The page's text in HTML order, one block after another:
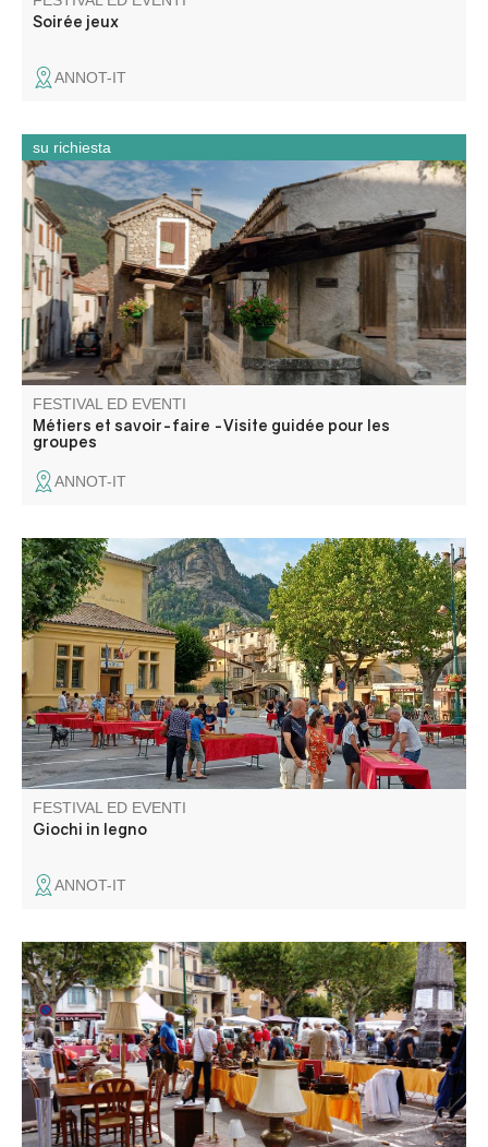
Soirée jeux
ANNOT-IT
Perché à 700 mètres d’altitude dans la haute vallée de la
Vaïre, Annot se découvre à travers les métiers et savoir-
faire d’autrefois.
FESTIVAL ED EVENTI
Métiers et savoir-faire -Visite guidée pour les
groupes
su richiesta
ANNOT-IT
Venite a mettere alla prova i vostri riflessi e la vostra
concentrazione con la vostra famiglia o i vostri amici sui
numerosi giochi giganti in legno.
FESTIVAL ED EVENTI
Giochi in legno
ANNOT-IT
Annot vi invita ad andare a caccia di occasioni nella
piazza del mercato e nelle vie del centro storico!
Giocattoli, oggetti decorativi, libri, vestiti... Tra le
bancarelle ci sarà sicuramente l'articolo che cercate.